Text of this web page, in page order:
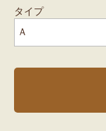
タイプ